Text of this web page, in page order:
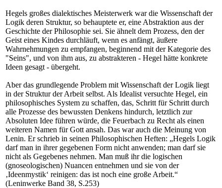
Hegels großes dialektisches Meisterwerk war die Wissenschaft der
Logik deren Struktur, so behauptete er, eine Abstraktion aus der
Geschichte der Philosophie sei. Sie ähnelt dem Prozess, den der
Geist eines Kindes durchläuft, wenn es anfängt, äußere
Wahrnehmungen zu empfangen, beginnend mit der Kategorie des
"Seins", und von ihm aus, zu abstrakteren - Hegel hätte konkrete
Ideen gesagt - übergeht.
Aber das grundlegende Problem mit Wissenschaft der Logik liegt
in der Struktur der Arbeit selbst. Als Idealist versuchte Hegel, ein
philosophisches System zu schaffen, das, Schritt für Schritt durch
alle Prozesse des bewussten Denkens hindurch, letztlich zur
Absoluten Idee führen würde, die Feuerbach zu Recht als einen
weiteren Namen für Gott ansah. Das war auch die Meinung von
Lenin. Er schrieb in seinen Philosophischen Heften: „Hegels Logik
darf man in ihrer gegebenen Form nicht anwenden; man darf sie
nicht als Gegebenes nehmen. Man muß ihr die logischen
(gnoseologischen) Nuancen entnehmen und sie von der
‚Ideenmystik‘ reinigen: das ist noch eine große Arbeit.“
(Leninwerke Band 38, S.253)